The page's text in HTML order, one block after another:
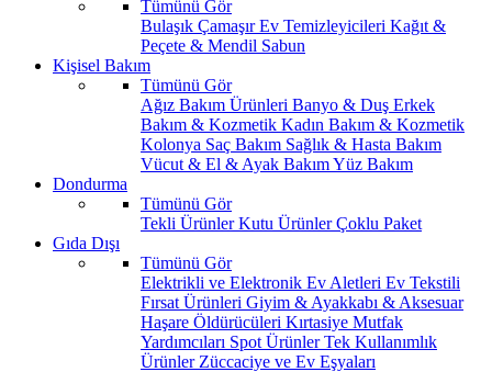
Tümünü Gör
Bulaşık ÇamaşırEv Temizleyicileri Kağıt &
Peçete & Mendil Sabun
Kişisel Bakım
Tümünü Gör
Ağız Bakım Ürünleri Banyo & Duş Erkek
Bakım & Kozmetik Kadın Bakım & Kozmetik
Kolonya Saç Bakım Sağlık & Hasta Bakım
Vücut & El & Ayak BakımYüz Bakım
Dondurma
Tümünü Gör
Tekli ÜrünlerKutu ÜrünlerÇoklu Paket
Gıda Dışı
Tümünü Gör
Elektrikli ve Elektronik Ev Aletleri Ev Tekstili
Fırsat Ürünleri Giyim & Ayakkabı & Aksesuar
Haşare Öldürücüleri Kırtasiye Mutfak
Yardımcıları Spot ÜrünlerTek Kullanımlık
Ürünler Züccaciye ve Ev Eşyaları